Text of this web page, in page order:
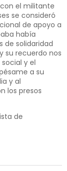
el militante
se consideró
de apoyo a
había
de solidaridad
su recuerdo nos
y el
a su
y al
los presos
de